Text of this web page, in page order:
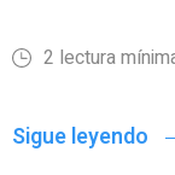
2 lectura
Sigue leyendo